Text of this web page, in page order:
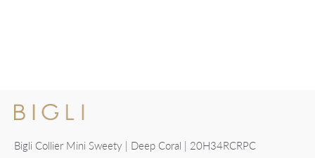
Bigli Collier Mini Sweety | Deep Coral | 20H34RCRPC